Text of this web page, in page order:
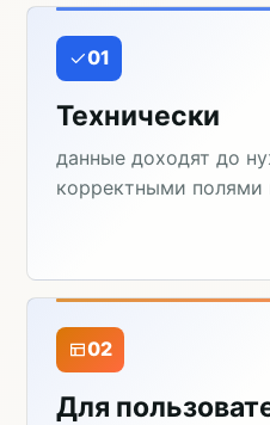
01
Технически
данные доходят до
корректными полями
02
Для